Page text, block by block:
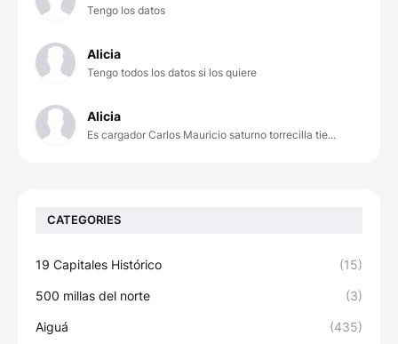
Tengo los datos
Alicia
Tengo todos los datos si los quiere
Alicia
Es cargador Carlos Mauricio saturno torrecilla tie...
CATEGORIES
19 Capitales Histórico (15)
500 millas del norte (3)
Aiguá (435)